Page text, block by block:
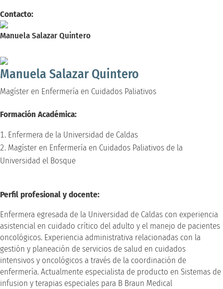
Contacto:
Manuela Salazar Quintero
Manuela Salazar Quintero
Magíster en Enfermería en Cuidados Paliativos
Formación Académica:
Enfermera de la Universidad de Caldas
Magíster en Enfermería en Cuidados Paliativos de la
Universidad el Bosque
Perfil profesional y docente:
Enfermera egresada de la Universidad de Caldas con experiencia
asistencial en cuidado crítico del adulto y el manejo de pacientes
oncológicos. Experiencia administrativa relacionadas con la
gestión y planeación de servicios de salud en cuidados
intensivos y oncológicos a través de la coordinación de
enfermería. Actualmente especialista de producto en Sistemas de
infusion y terapias especiales para B Braun Medical